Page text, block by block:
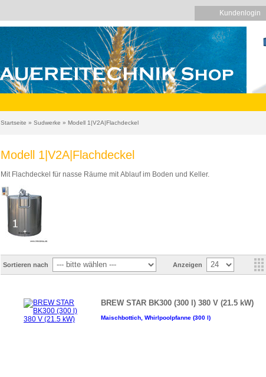
Kundenlogin
Startseite » Sudwerke » Modell 1|V2A|Flachdeckel
Modell 1|V2A|Flachdeckel
Mit Flachdeckel für nasse Räume mit Ablauf im Boden und Keller.
Sortieren nach Anzeigen
BREW STAR BK300 (300 l) 380 V (21.5 kW)
Maischbottich, Whirlpoolpfanne (300 l)